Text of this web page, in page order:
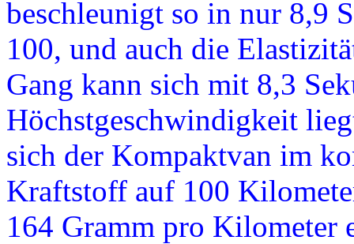
beschleunigt so in nur 8,9
100, und auch die
Gang kann sich mit 8,3
Höchstgeschwindigkeit
sich der Kompaktvan im
Kraftstoff auf 100
164 Gramm pro Kilometer